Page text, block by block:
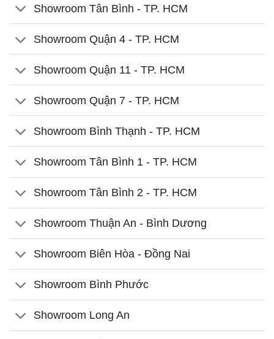
Showroom Tân Bình - TP. HCM
Showroom Quận 4 - TP. HCM
Showroom Quận 11 - TP. HCM
Showroom Quận 7 - TP. HCM
Showroom Bình Thạnh - TP. HCM
Showroom Tân Bình 1 - TP. HCM
Showroom Tân Bình 2 - TP. HCM
Showroom Thuận An - Bình Dương
Showroom Biên Hòa - Đồng Nai
Showroom Bình Phước
Showroom Long An